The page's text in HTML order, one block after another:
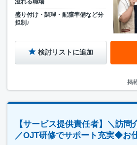
溢れる職場
盛り付け・調理・配膳準備など分
担制♪
検討リストに追加
掲
【サービス提供責任者】＼訪問
／OJT研修でサポート充実◆お